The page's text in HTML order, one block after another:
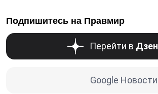
Подпишитесь на Правмир
Перейти в Дзен
Google Новости